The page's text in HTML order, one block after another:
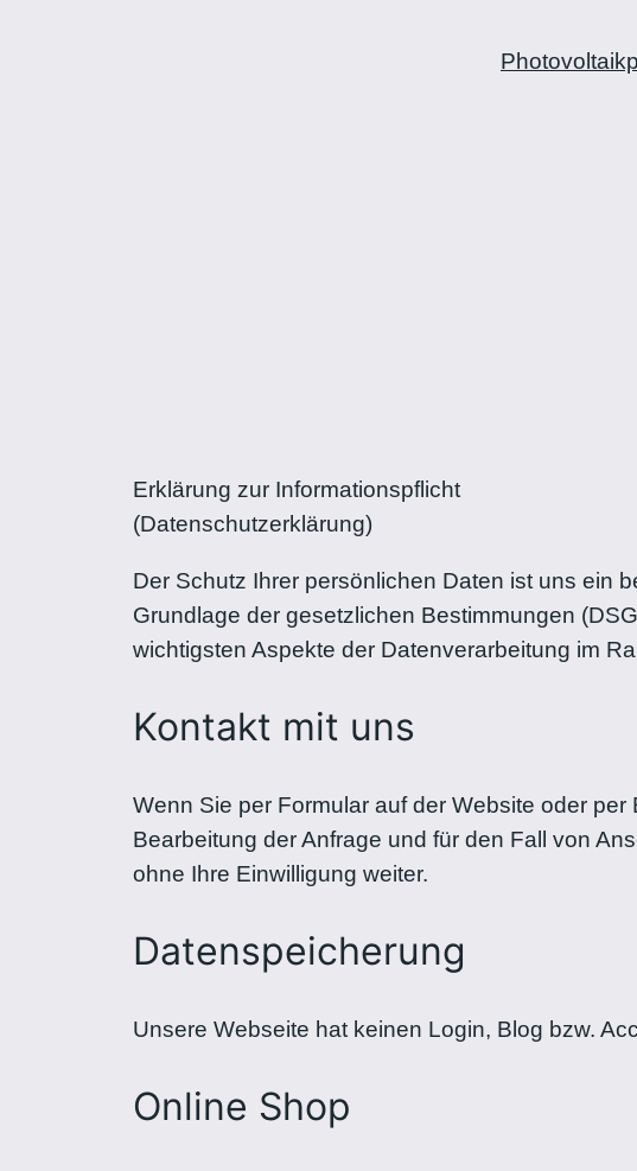
Erklärung zur Informationspflicht
(Datenschutzerklärung)
Der Schutz Ihrer persönlichen Daten ist uns ein
Grundlage der gesetzlichen Bestimmungen
wichtigsten Aspekte der Datenverarbeitung im
Kontakt mit uns
Wenn Sie per Formular auf der Website oder
Bearbeitung der Anfrage und für den Fall von
ohne Ihre Einwilligung weiter.
Datenspeicherung
Unsere Webseite hat keinen Login, Blog bzw.
Online Shop